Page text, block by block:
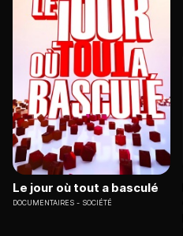
Le jour où tout a basculé
DOCUMENTAIRES SOCIÉTÉ